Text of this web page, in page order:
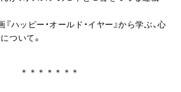
ハッピー・オールド・イヤー』から学ぶ、心
ついて。
＊＊＊＊＊＊＊